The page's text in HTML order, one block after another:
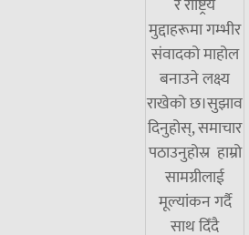
र राष्ट्रिय
मुद्दाहरूमा गम्भीर
संवादको माहोल
बनाउने लक्ष्य
राखेको छ।सुझाव
दिनुहोस्, समाचार
पठाउनुहोस्र हाम्रो
सामग्रीलाई
मूल्यांकन गर्दै
साथ दिँदै